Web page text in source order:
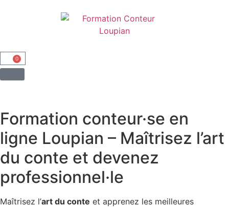
0
Formation conteur·se en
ligne Loupian – Maîtrisez l’art
du conte et devenez
professionnel·le
Maîtrisez l’art du conte et apprenez les meilleures